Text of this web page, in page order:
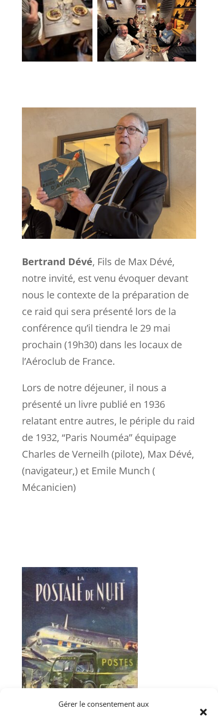
Gérer le consentement aux
Bertrand Dévé, Fils de Max Dévé,
notre invité, est venu évoquer devant
nous le contexte de la préparation de
ce raid qui sera présenté lors de la
conférence qu’il tiendra le 29 mai
prochain (19h30) dans les locaux de
l’Aéroclub de France.
Lors de notre déjeuner, il nous a
présenté un livre publié en 1936
relatant entre autres, le périple du raid
de 1932, “Paris Nouméa” équipage
Charles de Verneilh (pilote), Max Dévé,
(navigateur,) et Emile Munch (
Mécanicien)